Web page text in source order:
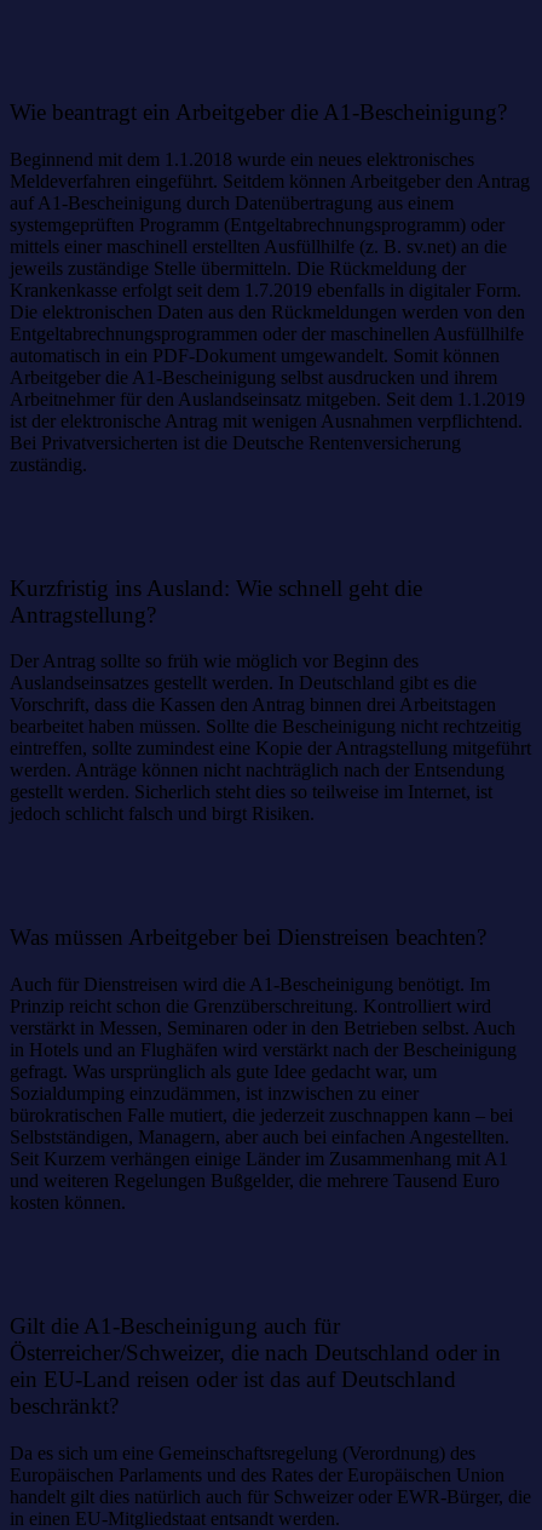
Wie beantragt ein Arbeitgeber die A1-Bescheinigung?
Beginnend mit dem 1.1.2018 wurde ein neues elektronisches
Meldeverfahren eingeführt. Seitdem können Arbeitgeber den Antrag
auf A1-Bescheinigung durch Datenübertragung aus einem
systemgeprüften Programm (Entgeltabrechnungsprogramm) oder
mittels einer maschinell erstellten Ausfüllhilfe (z. B. sv.net) an die
jeweils zuständige Stelle übermitteln. Die Rückmeldung der
Krankenkasse erfolgt seit dem 1.7.2019 ebenfalls in digitaler Form.
Die elektronischen Daten aus den Rückmeldungen werden von den
Entgeltabrechnungsprogrammen oder der maschinellen Ausfüllhilfe
automatisch in ein PDF-Dokument umgewandelt. Somit können
Arbeitgeber die A1-Bescheinigung selbst ausdrucken und ihrem
Arbeitnehmer für den Auslandseinsatz mitgeben. Seit dem 1.1.2019
ist der elektronische Antrag mit wenigen Ausnahmen verpflichtend.
Bei Privatversicherten ist die Deutsche Rentenversicherung
zuständig.
Kurzfristig ins Ausland: Wie schnell geht die
Antragstellung?
Der Antrag sollte so früh wie möglich vor Beginn des
Auslandseinsatzes gestellt werden. In Deutschland gibt es die
Vorschrift, dass die Kassen den Antrag binnen drei Arbeitstagen
bearbeitet haben müssen. Sollte die Bescheinigung nicht rechtzeitig
eintreffen, sollte zumindest eine Kopie der Antragstellung mitgeführt
werden. Anträge können nicht nachträglich nach der Entsendung
gestellt werden. Sicherlich steht dies so teilweise im Internet, ist
jedoch schlicht falsch und birgt Risiken.
Was müssen Arbeitgeber bei Dienstreisen beachten?
Auch für Dienstreisen wird die A1-Bescheinigung benötigt. Im
Prinzip reicht schon die Grenzüberschreitung. Kontrolliert wird
verstärkt in Messen, Seminaren oder in den Betrieben selbst. Auch
in Hotels und an Flughäfen wird verstärkt nach der Bescheinigung
gefragt. Was ursprünglich als gute Idee gedacht war, um
Sozialdumping einzudämmen, ist inzwischen zu einer
bürokratischen Falle mutiert, die jederzeit zuschnappen kann – bei
Selbstständigen, Managern, aber auch bei einfachen Angestellten.
Seit Kurzem verhängen einige Länder im Zusammenhang mit A1
und weiteren Regelungen Bußgelder, die mehrere Tausend Euro
kosten können.
Gilt die A1-Bescheinigung auch für
Österreicher/Schweizer, die nach Deutschland oder in
ein EU-Land reisen oder ist das auf Deutschland
beschränkt?
Da es sich um eine Gemeinschaftsregelung (Verordnung) des
Europäischen Parlaments und des Rates der Europäischen Union
handelt gilt dies natürlich auch für Schweizer oder EWR-Bürger, die
in einen EU-Mitgliedstaat entsandt werden.